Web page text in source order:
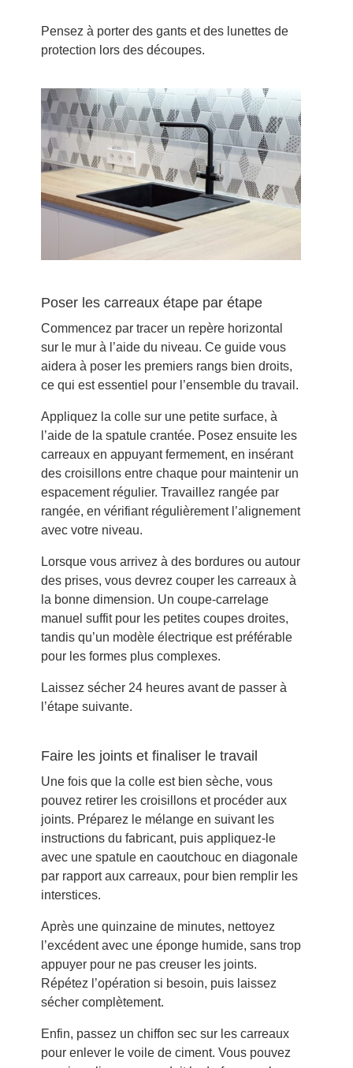
Pensez à porter des gants et des lunettes de
protection lors des découpes.
Poser les carreaux étape par étape
Commencez par tracer un repère horizontal
sur le mur à l’aide du niveau. Ce guide vous
aidera à poser les premiers rangs bien droits,
ce qui est essentiel pour l’ensemble du travail.
Appliquez la colle sur une petite surface, à
l’aide de la spatule crantée. Posez ensuite les
carreaux en appuyant fermement, en insérant
des croisillons entre chaque pour maintenir un
espacement régulier. Travaillez rangée par
rangée, en vérifiant régulièrement l’alignement
avec votre niveau.
Lorsque vous arrivez à des bordures ou autour
des prises, vous devrez couper les carreaux à
la bonne dimension. Un coupe-carrelage
manuel suffit pour les petites coupes droites,
tandis qu’un modèle électrique est préférable
pour les formes plus complexes.
Laissez sécher 24 heures avant de passer à
l’étape suivante.
Faire les joints et finaliser le travail
Une fois que la colle est bien sèche, vous
pouvez retirer les croisillons et procéder aux
joints. Préparez le mélange en suivant les
instructions du fabricant, puis appliquez-le
avec une spatule en caoutchouc en diagonale
par rapport aux carreaux, pour bien remplir les
interstices.
Après une quinzaine de minutes, nettoyez
l’excédent avec une éponge humide, sans trop
appuyer pour ne pas creuser les joints.
Répétez l’opération si besoin, puis laissez
sécher complètement.
Enfin, passez un chiffon sec sur les carreaux
pour enlever le voile de ciment. Vous pouvez